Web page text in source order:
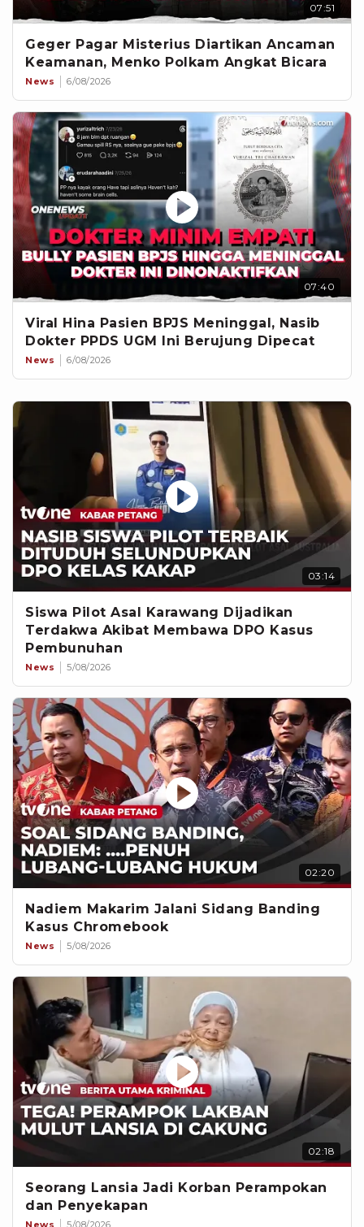
07:51
Geger Pagar Misterius Diartikan Ancaman
Keamanan, Menko Polkam Angkat Bicara
News 6/08/2026
07:40
Viral Hina Pasien BPJS Meninggal, Nasib
Dokter PPDS UGM Ini Berujung Dipecat
News 6/08/2026
03:14
Siswa Pilot Asal Karawang Dijadikan
Terdakwa Akibat Membawa DPO Kasus
Pembunuhan
News 5/08/2026
02:20
Nadiem Makarim Jalani Sidang Banding
Kasus Chromebook
News 5/08/2026
02:18
Seorang Lansia Jadi Korban Perampokan
dan Penyekapan
News 5/08/2026